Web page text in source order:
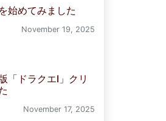
始めてみました
November 19, 2025
「ドラクエI」クリ
November 17, 2025